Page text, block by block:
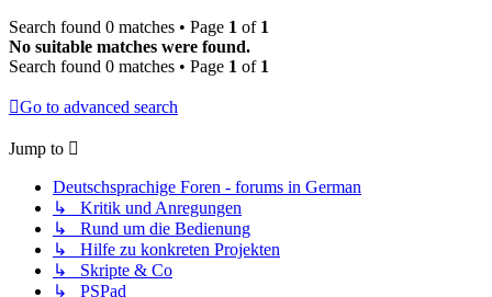
Search found 0 matches • Page 1 of 1
No suitable matches were found.
Search found 0 matches • Page 1 of 1
Go to advanced search
Jump to
Deutschsprachige Foren - forums in German
↳ Kritik und Anregungen
↳ Rund um die Bedienung
↳ Hilfe zu konkreten Projekten
↳ Skripte & Co
↳ PSPad